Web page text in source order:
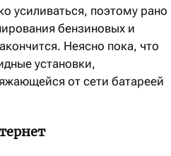
усиливаться, поэтому рано
бензиновых и
Неясно пока, что
установки,
от сети батареей